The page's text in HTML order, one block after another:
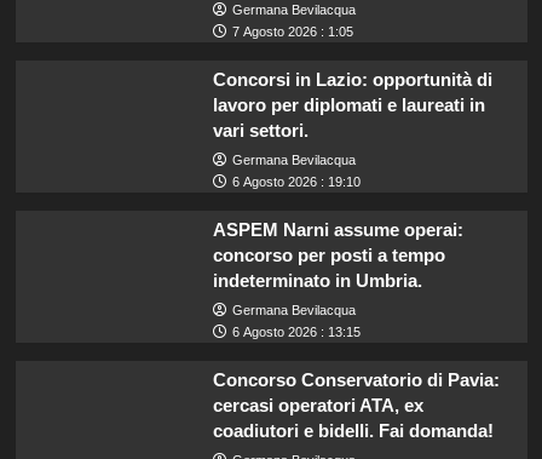
Germana Bevilacqua
7 Agosto 2026 : 1:05
Concorsi in Lazio: opportunità di
lavoro per diplomati e laureati in
vari settori.
Germana Bevilacqua
6 Agosto 2026 : 19:10
ASPEM Narni assume operai:
concorso per posti a tempo
indeterminato in Umbria.
Germana Bevilacqua
6 Agosto 2026 : 13:15
Concorso Conservatorio di Pavia:
cercasi operatori ATA, ex
coadiutori e bidelli. Fai domanda!